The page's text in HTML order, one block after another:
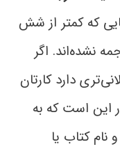
که کمتر از شش
نشده‌اند. اگر
دارد کارتان
این است که به
نام کتاب یا